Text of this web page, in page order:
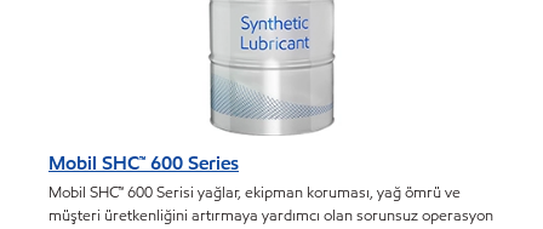
Mobil SHC™ 600 Series
Mobil SHC™ 600 Serisi yağlar, ekipman koruması, yağ ömrü ve
müşteri üretkenliğini artırmaya yardımcı olan sorunsuz operasyon